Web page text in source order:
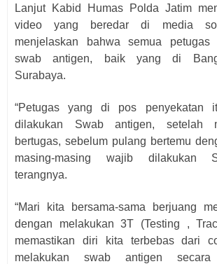
Lanjut Kabid Humas Polda Jatim
video yang beredar di media
menjelaskan bahwa semua petugas
swab antigen, baik yang di
Surabaya.
“Petugas yang di pos penyekatan
dilakukan Swab antigen, setelah
bertugas, sebelum pulang bertemu
masing-masing wajib dilakukan
terangnya.
“Mari kita bersama-sama berjuang
dengan melakukan 3T (Testing ,
memastikan diri kita terbebas dari
melakukan swab antigen